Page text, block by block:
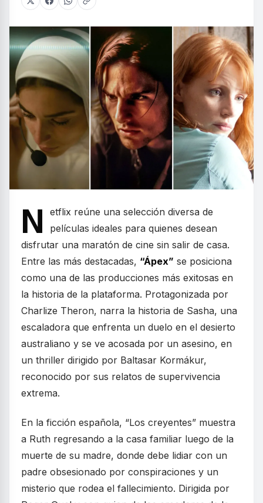
N
etflix reúne una selección diversa de
películas ideales para quienes desean
disfrutar una maratón de cine sin salir de casa.
Entre las más destacadas, “Ápex” se posiciona
como una de las producciones más exitosas en
la historia de la plataforma. Protagonizada por
Charlize Theron, narra la historia de Sasha, una
escaladora que enfrenta un duelo en el desierto
australiano y se ve acosada por un asesino, en
un thriller dirigido por Baltasar Kormákur,
reconocido por sus relatos de supervivencia
extrema.
En la ficción española, “Los creyentes” muestra
a Ruth regresando a la casa familiar luego de la
muerte de su madre, donde debe lidiar con un
padre obsesionado por conspiraciones y un
misterio que rodea el fallecimiento. Dirigida por